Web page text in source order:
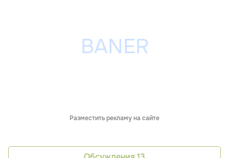
Разместить рекламу на сайте